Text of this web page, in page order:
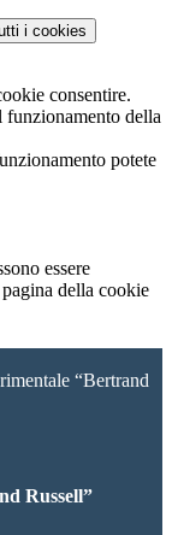
i cookies
consentire.
funzionamento della
potete
essere
della cookie
“Bertrand
Russell”